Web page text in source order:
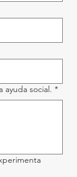
ayuda social. *